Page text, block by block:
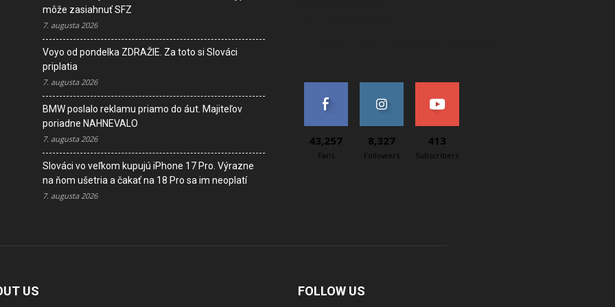
môže zasiahnuť SFZ
7. augusta 2026
Voyo od pondelka ZDRAŽIE. Za toto si Slováci
priplatia
7. augusta 2026
BMW poslalo reklamu priamo do áut. Majiteľov
poriadne NAHNEVALO
7. augusta 2026
Slováci vo veľkom kupujú iPhone 17 Pro. Výrazne
na ňom ušetria a čakať na 18 Pro sa im neoplatí
7. augusta 2026
43,257
Fans
8,327
Followers
413
Subscribers
US FOLLOW US